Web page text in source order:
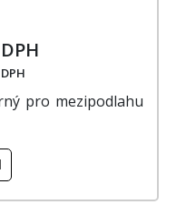
pro mezipodlahu